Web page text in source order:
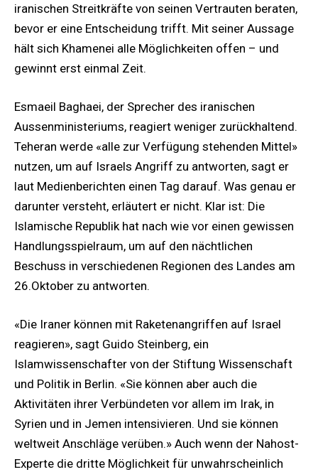
iranischen Streitkräfte von seinen Vertrauten beraten,
bevor er eine Entscheidung trifft. Mit seiner Aussage
hält sich Khamenei alle Möglichkeiten offen – und
gewinnt erst einmal Zeit.
Esmaeil Baghaei, der Sprecher des iranischen
Aussenministeriums, reagiert weniger zurückhaltend.
Teheran werde «alle zur Verfügung stehenden Mittel»
nutzen, um auf Israels Angriff zu antworten, sagt er
laut Medienberichten einen Tag darauf. Was genau er
darunter versteht, erläutert er nicht. Klar ist: Die
Islamische Republik hat nach wie vor einen gewissen
Handlungsspielraum, um auf den nächtlichen
Beschuss in verschiedenen Regionen des Landes am
26.Oktober zu antworten.
«Die Iraner können mit Raketenangriffen auf Israel
reagieren», sagt Guido Steinberg, ein
Islamwissenschafter von der Stiftung Wissenschaft
und Politik in Berlin. «Sie können aber auch die
Aktivitäten ihrer Verbündeten vor allem im Irak, in
Syrien und in Jemen intensivieren. Und sie können
weltweit Anschläge verüben.» Auch wenn der Nahost-
Experte die dritte Möglichkeit für unwahrscheinlich